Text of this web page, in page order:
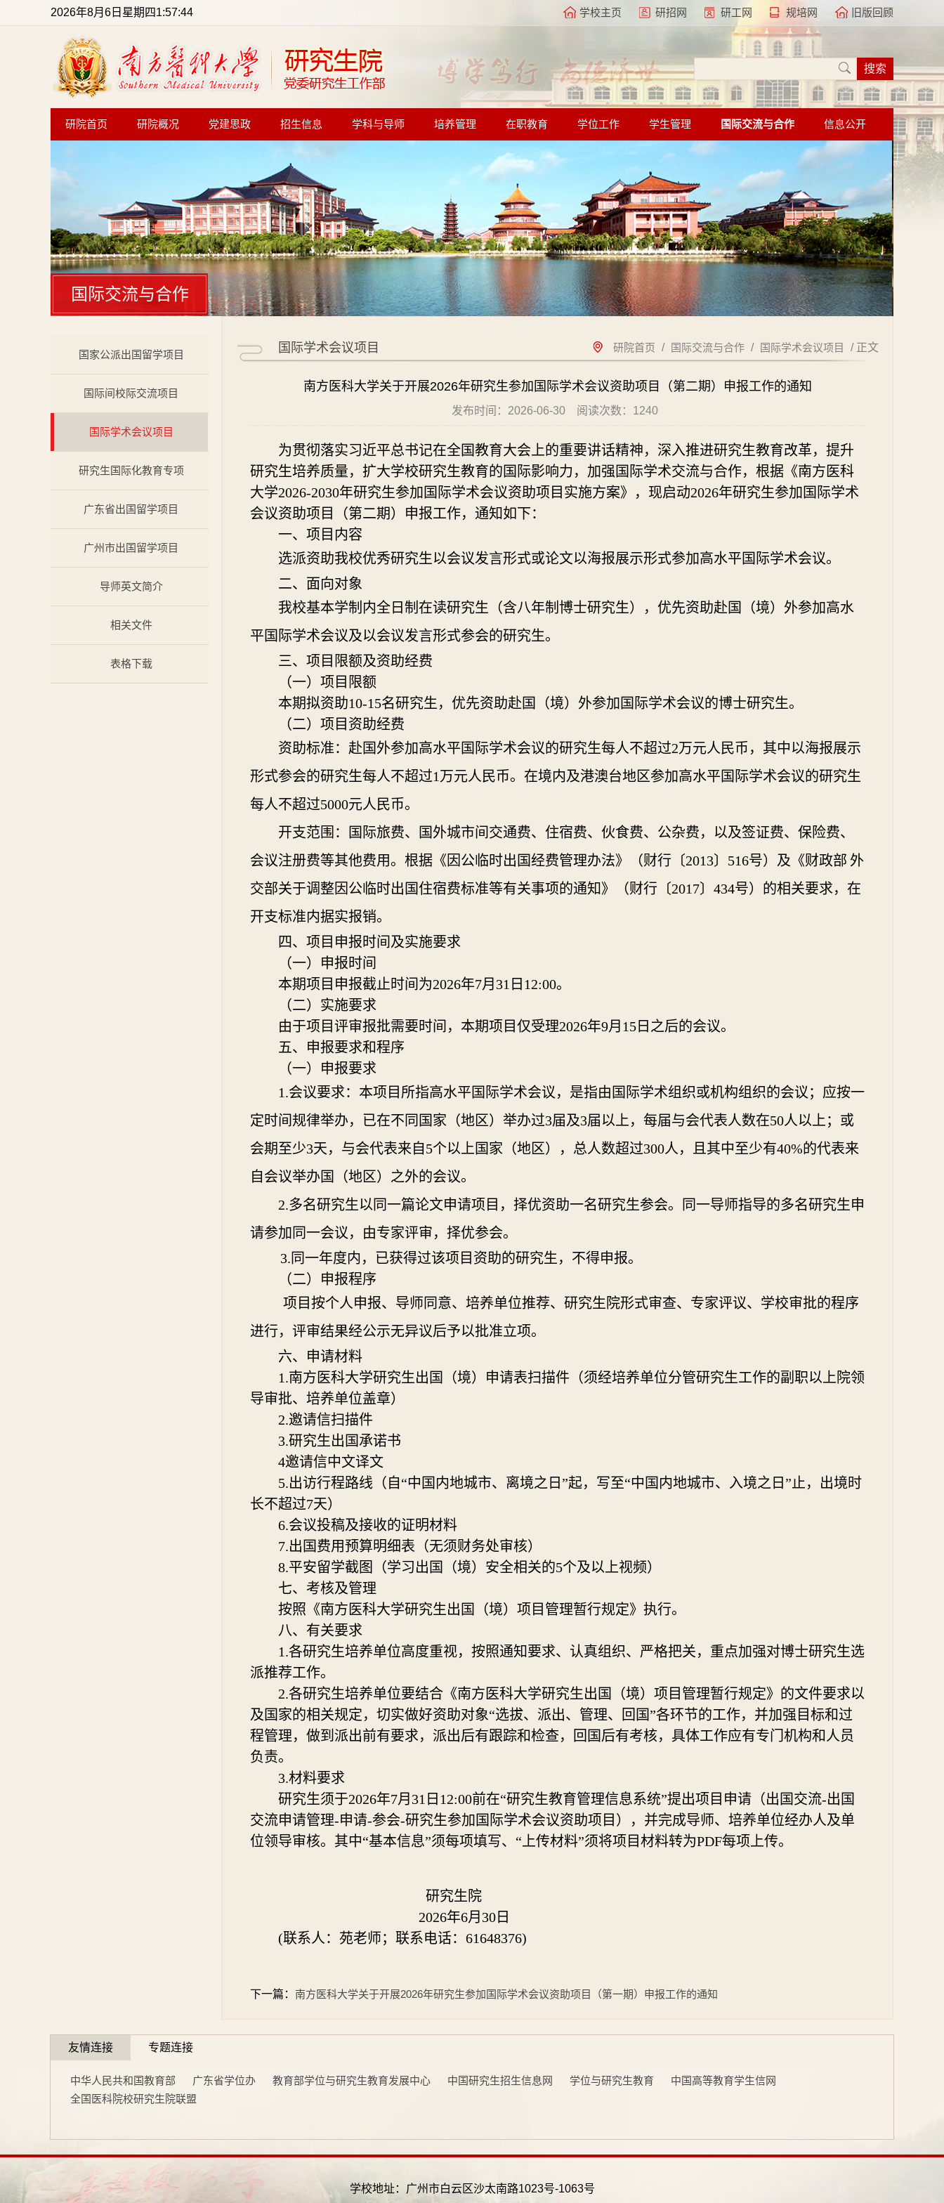
学校主页 研招网 研工网 规培网 旧版回顾
2026年8月6日星期四1:57:45
研院首页 研院概况 党建思政 招生信息 学科与导师 培养管理 在职教育 学位工作 学生管理 国际交流与合作 信息公开
国际交流与合作
国家公派出国留学项目
国际间校际交流项目
国际学术会议项目
研究生国际化教育专项
广东省出国留学项目
广州市出国留学项目
导师英文简介
相关文件
表格下载
研院首页 / 国际交流与合作 / 国际学术会议项目 / 正文
国际学术会议项目
南方医科大学关于开展2026年研究生参加国际学术会议资助项目（第二期）申报工作的通知
发布时间：2026-06-30 阅读次数： 1240
为贯彻落实习近平总书记在全国教育大会上的重要讲话精神，深入推进研究生教育改革，提升
研究生培养质量，扩大学校研究生教育的国际影响力，加强国际学术交流与合作，根据《南方医科
大学2026-2030年研究生参加国际学术会议资助项目实施方案》，现启动2026年研究生参加国际学术
会议资助项目（第二期）申报工作，通知如下：
一、项目内容
选派资助我校优秀研究生以会议发言形式或论文以海报展示形式参加高水平国际学术会议。
二、面向对象
我校基本学制内全日制在读研究生（含八年制博士研究生），优先资助赴国（境）外参加高水
平国际学术会议及以会议发言形式参会的研究生。
三、项目限额及资助经费
（一）项目限额
本期拟资助10-15名研究生，优先资助赴国（境）外参加国际学术会议的博士研究生。
（二）项目资助经费
资助标准：赴国外参加高水平国际学术会议的研究生每人不超过2万元人民币，其中以海报展示
形式参会的研究生每人不超过1万元人民币。在境内及港澳台地区参加高水平国际学术会议的研究生
每人不超过5000元人民币。
开支范围 ：国际旅费、国外城市间交通费、住宿费、伙食费、公杂费，以及签证费、保险费、
会议注册费等其他费用。根据 《因公临时出国经费管理办法》 （财行〔2013〕516号）及 《财政部 外
交部关于调整因公临时出国住宿费标准等有关事项的通知》
（财行〔2017〕434号）的相关要求，在
开支标准内据实报销。
四、项目申报时间及实施要求
（一）申报时间
本期项目申报截止时间为2026年7月 31 日 12:00。
（二）实施要求
由于项目评审报批需要时间， 本期项目仅受理2026年9月 15 日 之后的会议。
五、申报要求和程序
（一）申报要求
1.会议要求： 本项目所指高水平国际学术会议，是指由国际学术组织或机构组织的会议；应按一
定时间规律举办，已在不同国家（地区）举办过3届及3届以上，每届与会代表人数在50人以上；或
会期至少3天，与会代表来自5个以上国家（地区），总人数超过300人，且其中至少有40%的代表来
自会议举办国（地区）之外的会议。
2.多名研究生以同一篇论文申请项目，择优资助一名研究生参会。
同一导师指导的多名研究生申
请参加同一会议，由专家评审，择优参会。
3.同一年度内，已获得过该项目资助的研究生，不得申报。
（二）申报程序
项目按个人申报、 导师同意、培养单位推荐、 研究生院形式审查、 专家评议、学校审批的程序
进行，评审结果经公示无异议后予以批准立项。
六、申请材料
1.南方医科大学研究生出国（境）申请表扫描件（须经培养单位分管研究生工作的副职以上院领
导审批、培养单位盖章）
2.邀请信扫描件
3.研究生出国承诺书
4邀请信中文译文
5.出访行程路线（自“中国内地城市、离境之日”起，写至“中国内地城市、入境之日”止，出境时
长不超过7天）
6.会议投稿及接收的证明材料
7.出国费用预算明细表（无须财务处审核）
8.平安留学截图（学习出国（境）安全相关的5个及以上视频）
七、考核及管理
按照《南方医科大学研究生出国（境）项目管理暂行规定》执行。
八、有关要求
1.各研究生培养单位高度重视，按照通知要求、认真组织、严格把关，重点加强对博士研究生选
派推荐工作。
2.各研究生培养单位要结合《南方医科大学研究生出国（境）项目管理暂行规定》的文件要求以
及国家的相关规定，切实做好资助对象“选拔、派出、管理、回国”各环节的工作，并加强目标和过
程管理，做到派出前有要求，派出后有跟踪和检查，回国后有考核，具体工作应有专门机构和人员
负责。
3.材料要求
研究生须于2026年7月 31 日 12:00前在“研究生教育管理信息系统”提出项目申请（出国交流-出国
交流申请管理-申请-参会-研究生参加国际学术会议资助项目），并完成导师、培养单位经办人及单
位领导审核。其中“基本信息”须每项填写、“上传材料”须将项目材料转为PDF每项上传。
研究生院
2026年6月 30 日
(联系人：苑老师；联系电话：61648376)
下一篇： 南方医科大学关于开展2026年研究生参加国际学术会议资助项目（第一期）申报工作的通知
友情连接 专题连接
中华人民共和国教育部 广东省学位办 教育部学位与研究生教育发展中心 中国研究生招生信息网 学位与研究生教育
中国高等教育学生信网
全国医科院校研究生院联盟
学校地址：广州市白云区沙太南路1023号-1063号